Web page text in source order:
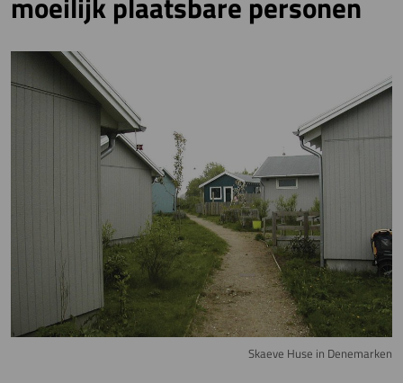
Image
Skaeve Huse in Denemarken